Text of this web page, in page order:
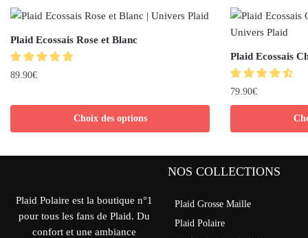
Plaid Ecossais Rose et Blanc
89.90€
Choix des options
Plaid Ecossais
79.90€
Plaid Polaire est la boutique n°1
pour tous les fans de Plaid. Du
confort et une ambiance
NOS COLLECTIONS
Plaid Grosse Maille
Plaid Polaire